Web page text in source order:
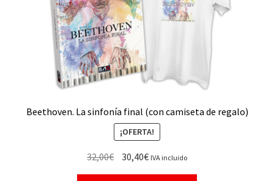
Beethoven. La sinfonía final (con camiseta de regalo)
¡OFERTA!
32,00€ 30,40€ IVA incluido